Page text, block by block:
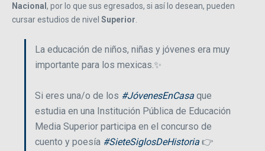
Nacional , por lo que sus egresados, si así lo desean, pueden
cursar estudios de nivel Superior.
La educación de niños, niñas y jóvenes era muy
importante para los mexicas.✨
Si eres una/o de los #JóvenesEnCasa que
estudia en una Institución Pública de Educación
Media Superior participa en el concurso de
cuento y poesía #SieteSiglosDeHistoria 👉